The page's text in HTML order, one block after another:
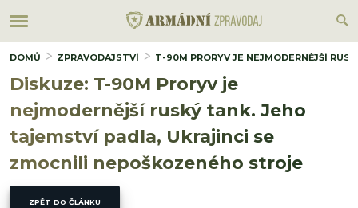
DOMŮ ZPRAVODAJSTVÍ T-90M PRORYV JE NEJMODERNĚJŠÍ
Diskuze: T-90M Proryv je
nejmodernější ruský tank. Jeho
tajemství padla, Ukrajinci se
zmocnili nepoškozeného stroje
ZPĚT DO ČLÁNKU